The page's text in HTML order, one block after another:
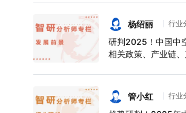
杨绍丽 行业
研判2025！中国中
相关政策、产业链
持续增长，上半年
达6124万平方米[图]
管小红 行业